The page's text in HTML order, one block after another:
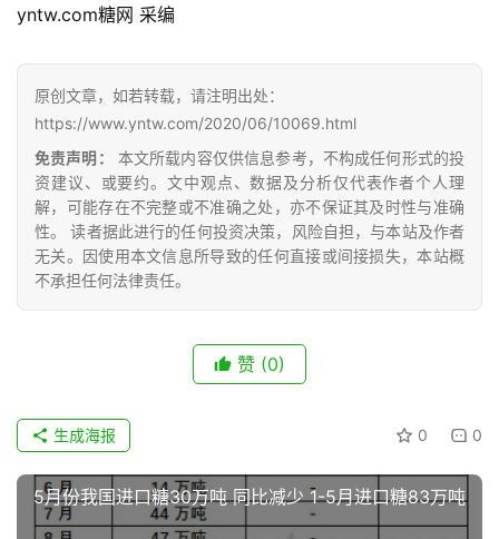
网
公
众
号
现
专
题
yntw.com糖网 采编
原创文章，如若转载，请注明出处：
https://www.yntw.com/2020/06/10069.html
免责声明：
本文所载内容仅供信息参考，不构成任何形式的投
资建议、或要约。文中观点、数据及分析仅代表作者个人理
解，可能存在不完整或不准确之处，亦不保证其及时性与准确
性。 读者据此进行的任何投资决策，风险自担，与本站及作者
无关。因使用本文信息所导致的任何直接或间接损失，本站概
不承担任何法律责任。
赞 (0)
0 0
生成海报
5月份我国进口糖30万吨 同比减少 1-5月进口糖83万吨